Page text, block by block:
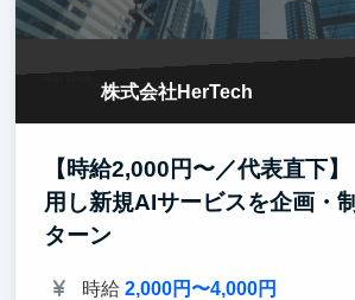
株式会社HerTech
【時給2,000円〜／代表直下
用し新規AIサービスを企画・
ターン
時給2,000円〜4,000円